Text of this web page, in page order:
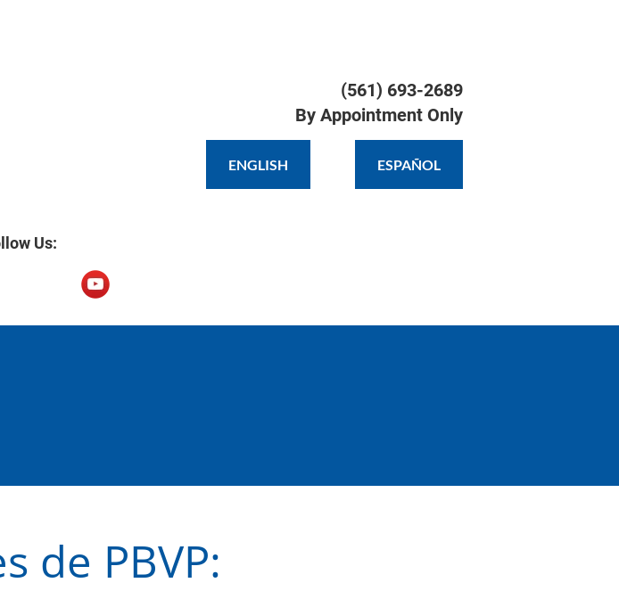
(561) 693-2689
By Appointment Only
ENGLISH ESPAÑOL
Us:
de PBVP: